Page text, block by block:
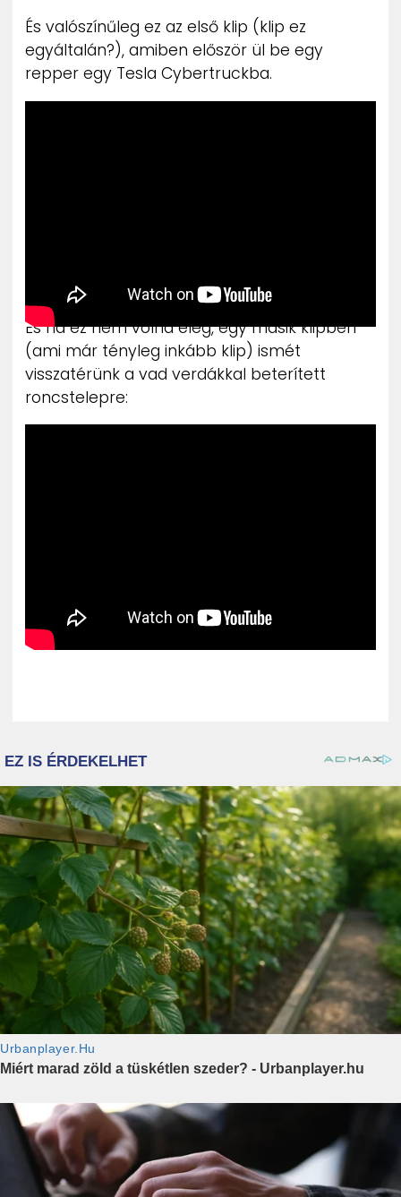
És valószínűleg ez az első klip (klip ez
egyáltalán?), amiben először ül be egy
repper egy Tesla Cybertruckba.
És ha ez nem volna elég, egy másik klipben
(ami már tényleg inkább klip) ismét
visszatérünk a vad verdákkal beterített
roncstelepre: